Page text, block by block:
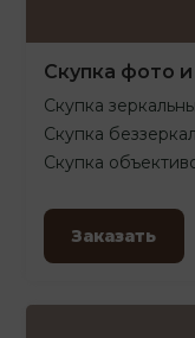
Скупка фото
Скупка
Скупка
Скупка
Заказать